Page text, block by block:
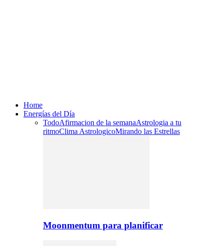
Home
Energías del Día
TodoAfirmacion de la semanaAstrologia a tu
ritmoClima AstrologicoMirando las Estrellas
Moonmentum para planificar